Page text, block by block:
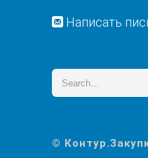
Написать
©